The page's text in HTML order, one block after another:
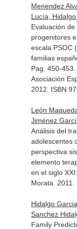
Menendez
Lucía,
Evaluación
progenitores
escala PSOC
familias
Pag. 450-453.
Asociación
2012. ISBN
León
Jiménez
Análisis del
adolescentes
perspectiva
elemento
en el siglo
Morata. 2011.
Hidalgo
Sanchez
Family